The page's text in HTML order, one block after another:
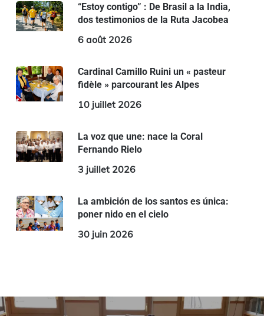
“Estoy contigo” : De Brasil a la India,
dos testimonios de la Ruta Jacobea
6 août 2026
Cardinal Camillo Ruini un « pasteur
fidèle » parcourant les Alpes
10 juillet 2026
La voz que une: nace la Coral
Fernando Rielo
3 juillet 2026
La ambición de los santos es única:
poner nido en el cielo
30 juin 2026